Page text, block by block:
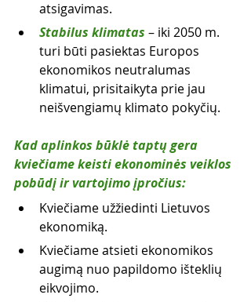
atsigavimas.
Stabilus klimatas – iki 2050 m.
turi būti pasiektas Europos
ekonomikos neutralumas
klimatui, prisitaikyta prie jau
neišvengiamų klimato pokyčių.
Kad aplinkos būklė taptų gera
kviečiame keisti ekonominės veiklos
pobūdį ir vartojimo įpročius:
Kviečiame užžiedinti Lietuvos
ekonomiką.
Kviečiame atsieti ekonomikos
augimą nuo papildomo išteklių
eikvojimo.